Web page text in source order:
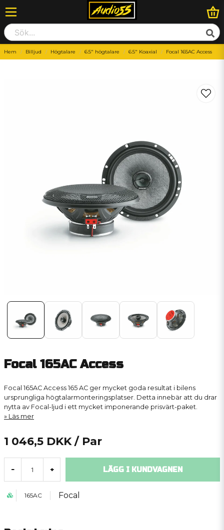
Hem Billjud Högtalare 6.5" högtalare 6.5" Koaxial Focal 165AC Access
Focal 165AC Access
Focal 165AC Access 165 AC ger mycket goda resultat i bilens
ursprungliga högtalarmonteringsplatser. Detta innebär att du drar
nytta av Focal-ljud i ett mycket imponerande prisvärt-paket.
Läs mer
1 046,5 DKK / Par
- + LÄGG I KUNDVAGNEN
165AC Focal